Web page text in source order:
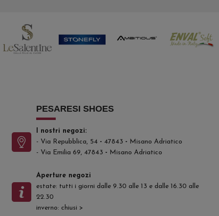
PESARESI SHOES
I nostri negozi:
- Via Repubblica, 54 - 47843 - Misano Adriatico
- Via Emilia 69, 47843 - Misano Adriatico
Aperture negozi
estate: tutti i giorni dalle 9.30 alle 13 e dalle 16.30 alle
22.30
inverno: chiusi >